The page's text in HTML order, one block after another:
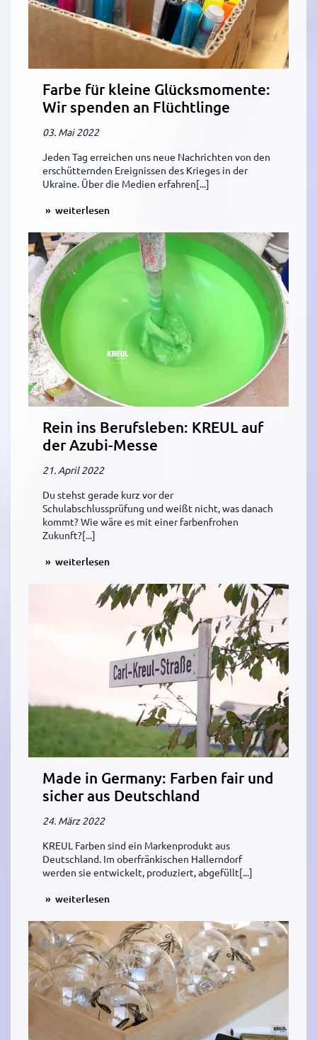
Farbe für kleine Glücksmomente:
Wir spenden an Flüchtlinge
03. Mai 2022
Jeden Tag erreichen uns neue Nachrichten von den
erschütternden Ereignissen des Krieges in der
Ukraine. Über die Medien erfahren[...]
weiterlesen
Rein ins Berufsleben: KREUL auf
der Azubi-Messe
21. April 2022
Du stehst gerade kurz vor der
Schulabschlussprüfung und weißt nicht, was danach
kommt? Wie wäre es mit einer farbenfrohen
Zukunft?[...]
weiterlesen
Made in Germany: Farben fair und
sicher aus Deutschland
24. März 2022
KREUL Farben sind ein Markenprodukt aus
Deutschland. Im oberfränkischen Hallerndorf
werden sie entwickelt, produziert, abgefüllt[...]
weiterlesen